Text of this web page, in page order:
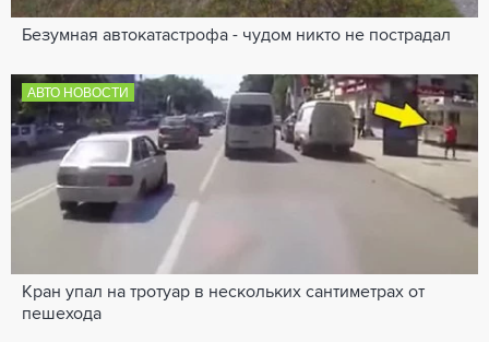
Безумная автокатастрофа - чудом никто не пострадал
АВТО НОВОСТИ
Кран упал на тротуар в нескольких сантиметрах от
пешехода